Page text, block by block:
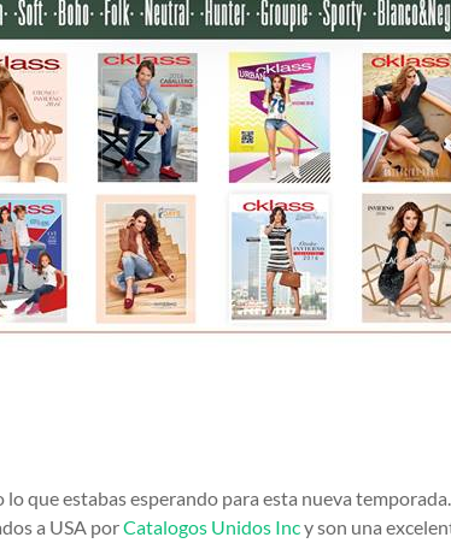
que estabas esperando para esta nueva
a USA porCatalogos Unidos Incy son una